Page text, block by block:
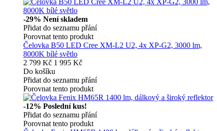
-29% Není skladem
Přidat do seznamu přání
Porovnat tento produkt
Čelovka B50 LED Cree XM-L2 U2, 4x XP-G2, 3000 lm,
8000K bílé světlo
2 799 Kč 1 995 Kč
Do košíku
Přidat do seznamu přání
Porovnat tento produkt
-12% Poslední kus!
Přidat do seznamu přání
Porovnat tento produkt